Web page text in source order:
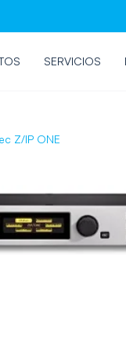
SERVICIOS
Z/IP ONE